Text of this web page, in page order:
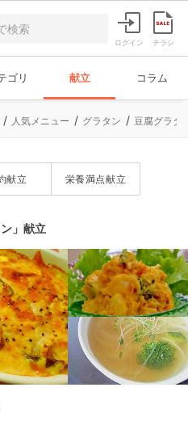
ログイン チラシ
ゴリ 献立 コラム
人気メニュー グラタン 豆腐グラタ
献立 栄養満点献立
」献立